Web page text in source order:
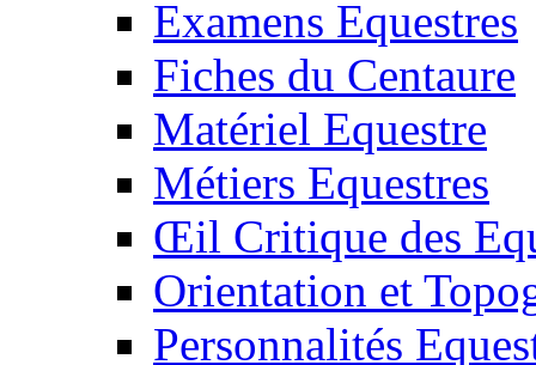
Examens Equestres
Fiches du Centaure
Matériel Equestre
Métiers Equestres
Œil Critique des
Orientation et
Personnalités